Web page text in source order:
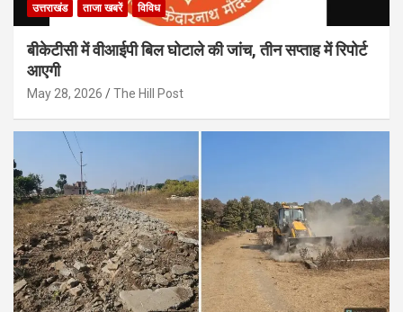
उत्तराखंड ताजा खबरें विविध
बीकेटीसी में वीआईपी बिल घोटाले की जांच, तीन सप्ताह में रिपोर्ट
आएगी
May 28, 2026 The Hill Post